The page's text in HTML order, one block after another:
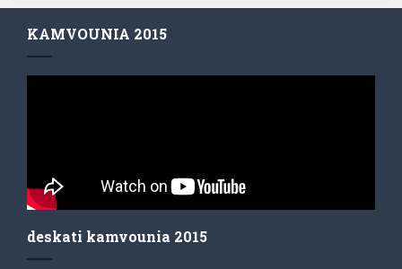
KAMVOUNIA 2015
deskati kamvounia 2015